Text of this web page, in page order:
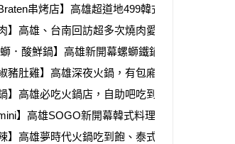
串烤店】高雄超道地499韓式燒肉吃到飽！
】高雄、台南回訪超多次燒肉愛店，必吃新推
螄．酸鮮鍋】高雄新開幕螺螄鐵鍋燉，必吃東北
豬肚雞】高雄深夜火鍋，有包廂、必吃銷魂港
】高雄必吃火鍋店，自助吧吃到飽，大肉盤、海
】高雄SOGO新開幕韓式料理，平價銅盤烤肉
】高雄夢時代火鍋吃到飽、泰式料理、螃蟹吃到